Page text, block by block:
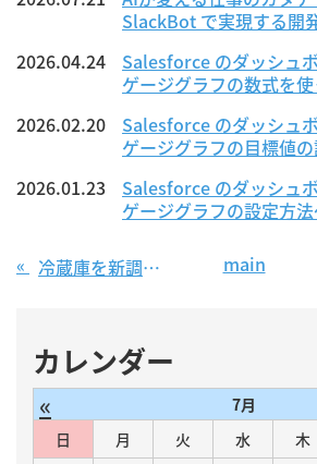
SlackBot で実現する開
2026.04.24
Salesforce のダッシュ
ゲージグラフの数式を
2026.02.20
Salesforce のダッシュ
ゲージグラフの目標値
2026.01.23
Salesforce のダッシュ
ゲージグラフの設定方
« 冷蔵庫を新調しました main
カレンダー
« 7月
日 月 火 水 木